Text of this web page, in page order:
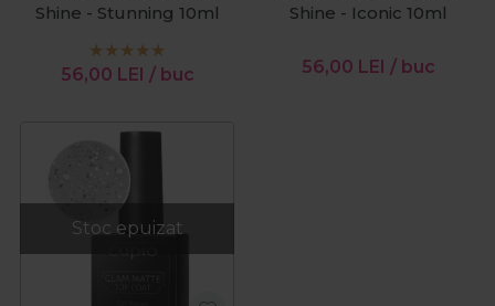
Shine - Stunning 10ml
56,00 LEI / buc
Shine - Iconic 10ml
56,00 LEI / buc
Stoc epuizat